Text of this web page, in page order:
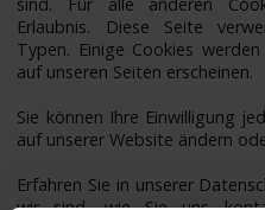
Erlaubnis. Diese Seite
Typen. Einige Cookies
auf unseren Seiten erscheinen.
Sie können Ihre Einwilligung
auf unserer Website ändern
Erfahren Sie in unserer